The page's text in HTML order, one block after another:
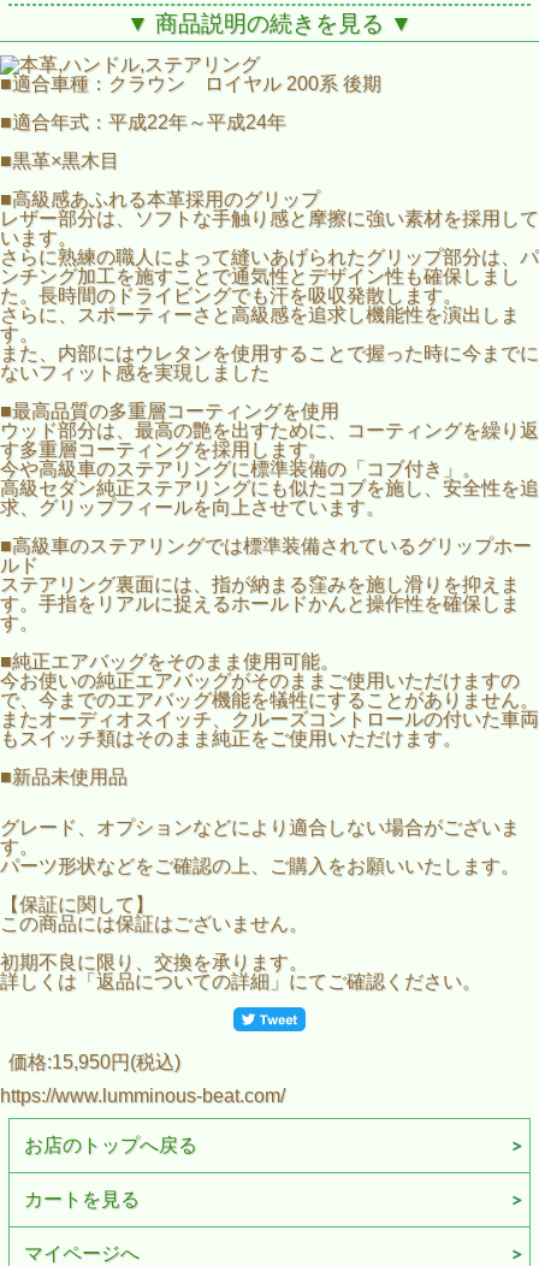
■適合車種：クラウン ロイヤル 200系 後期
■適合年式：平成22年～平成24年
■黒革×黒木目
■高級感あふれる本革採用のグリップ
ています。
さらに熟練の職人によって縫いあげられたグリップ部分は、
パンチング加工を施すことで通気性とデザイン性も確保しま
した。長時間のドライビングでも汗を吸収発散します。
さらに、スポーティーさと高級感を追求し機能性を演出しま
す。
にないフィット感を実現しました
■最高品質の多重層コーティングを使用
ウッド部分は、最高の艶を出すために、コーティングを繰り
返す多重層コーティングを採用します。
高級セダン純正ステアリングにも似たコブを施し、安全性を
追求、グリップフィールを向上させています。
■高級車のステアリングでは標準装備されているグリップホ
ールド
す。手指をリアルに捉えるホールドかんと操作性を確保しま
■純正エアバッグをそのまま使用可能。
今お使いの純正エアバッグがそのままご使用いただけますの
で、今までのエアバッグ機能を犠牲にすることがありませ
ん。
またオーディオスイッチ、クルーズコントロールの付いた車
両もスイッチ類はそのまま純正をご使用いただけます。
■新品未使用品
▼ 商品説明の続きを見る ▼
■適合車種：クラウン ロイヤル 200系 後期
■適合年式：平成22年～平成24年
■黒革×黒木目
■高級感あふれる本革採用のグリップ
レザー部分は、ソフトな手触り感と摩擦に強い素材を採用して
います。
さらに熟練の職人によって縫いあげられたグリップ部分は、パ
ンチング加工を施すことで通気性とデザイン性も確保しまし
た。長時間のドライビングでも汗を吸収発散します。
さらに、スポーティーさと高級感を追求し機能性を演出しま
す。
また、内部にはウレタンを使用することで握った時に今までに
ないフィット感を実現しました
■最高品質の多重層コーティングを使用
ウッド部分は、最高の艶を出すために、コーティングを繰り返
す多重層コーティングを採用します。
今や高級車のステアリングに標準装備の「コブ付き」。
高級セダン純正ステアリングにも似たコブを施し、安全性を追
求、グリップフィールを向上させています。
■高級車のステアリングでは標準装備されているグリップホー
ルド
ステアリング裏面には、指が納まる窪みを施し滑りを抑えま
す。手指をリアルに捉えるホールドかんと操作性を確保しま
す。
■純正エアバッグをそのまま使用可能。
今お使いの純正エアバッグがそのままご使用いただけますの
で、今までのエアバッグ機能を犠牲にすることがありません。
またオーディオスイッチ、クルーズコントロールの付いた車両
もスイッチ類はそのまま純正をご使用いただけます。
■新品未使用品
グレード、オプションなどにより適合しない場合がございま
す。
パーツ形状などをご確認の上、ご購入をお願いいたします。
【保証に関して】
この商品には保証はございません。
初期不良に限り、交換を承ります。
詳しくは「返品についての詳細」にてご確認ください。
価格:15,950円(税込)
https://www.lumminous-beat.com/
お店のトップへ戻る
カートを見る
マイページへ